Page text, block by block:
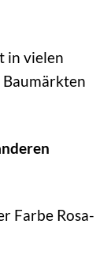
in vielen
Farbe Rosa-